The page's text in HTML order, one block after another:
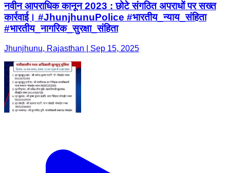
नवीन आपराधिक कानून 2023 : छोटे संगठित अपराधों पर सख्त
कार्रवाई। #JhunjhunuPolice #भारतीय_न्याय_संहिता
#भारतीय_नागरिक_सुरक्षा_संहिता
Jhunjhunu, Rajasthan | Sep 15, 2025